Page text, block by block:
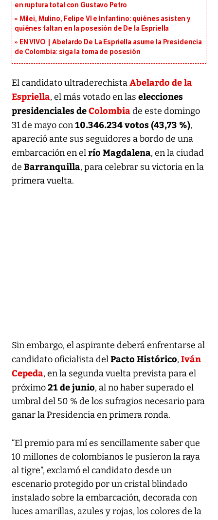
en ruptura total con Gustavo Petro
Milei, Mulino, Felipe VI e Infantino: quiénes asisten y
quiénes faltan en la posesión de De la Espriella
EN VIVO | Abelardo De La Espriella asume la Presidencia
de Colombia: siga la toma de posesión
El candidato ultraderechistaAbelardo de la
Espriella, el más votado en las elecciones
presidenciales deColombiade este domingo
31 de mayo con10.346.234 votos (43,73 %),
apareció ante sus seguidores a bordo de una
embarcación en elrío Magdalena, en la ciudad
de Barranquilla, para celebrar su victoria en la
primera vuelta.
Sin embargo, el aspirante deberá enfrentarse al
candidato oficialista delPacto Histórico, Iván
Cepeda, en la segunda vuelta prevista para el
próximo21 de junio, al no haber superado el
umbral del 50 % de los sufragios necesario para
ganar la Presidencia en primera ronda.
“El premio para mí es sencillamente saber que
10 millones de colombianos le pusieron la raya
al tigre”, exclamó el candidato desde un
escenario protegido por un cristal blindado
instalado sobre la embarcación, decorada con
luces amarillas, azules y rojas, los colores de la